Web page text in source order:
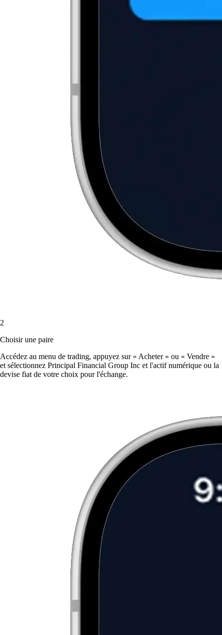
2
Choisir une paire
Accédez au menu de trading, appuyez sur « Acheter » ou « Vendre »
et sélectionnez Principal Financial Group Inc et l'actif numérique ou la
devise fiat de votre choix pour l'échange.